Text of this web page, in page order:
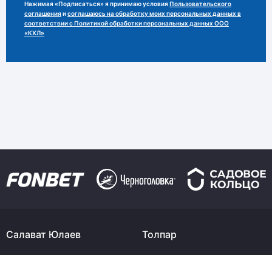
Нажимая «Подписаться» я принимаю условия Пользовательского
соглашения исоглашаюсь на обработку моих персональных данных в
соответствии с Политикой обработки персональных данных ООО
«КХЛ»
Салават Юлаев Толпар